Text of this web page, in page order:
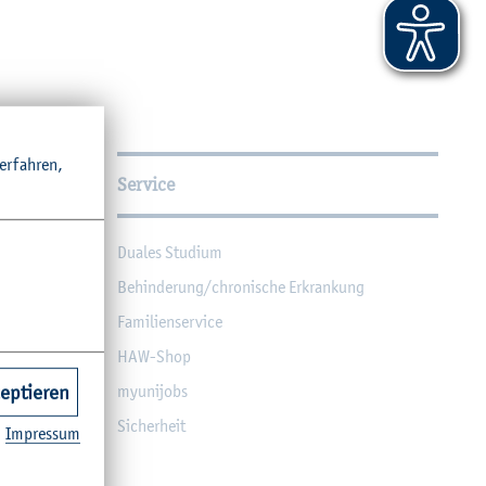
Service
Dua­les Stu­di­um
Be­hin­de­rung/chro­ni­sche Er­kran­kung
Fa­mi­li­en­ser­vice
HAW-Shop
myu­ni­jobs
Si­cher­heit
Im­pres­sum